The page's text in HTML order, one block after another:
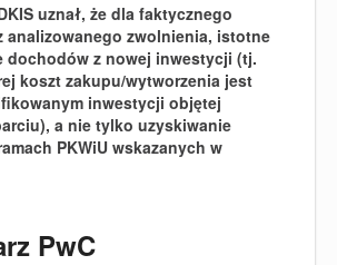
uznał, że dla faktycznego
analizowanego zwolnienia, istotne
dochodów z nowej inwestycji (tj.
koszt zakupu/wytworzenia jest
inwestycji objętej
a nie tylko uzyskiwanie
PKWiU wskazanych w
PwC